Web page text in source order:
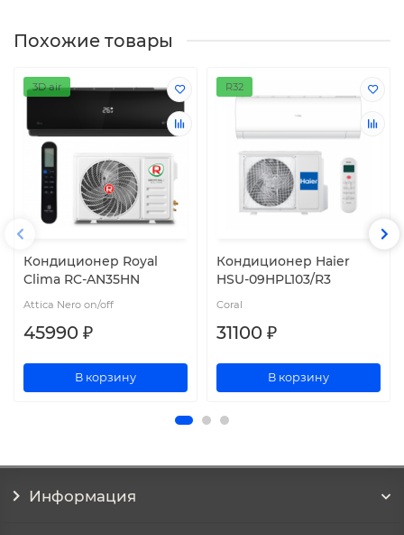
Похожие товары
3D air
Кондиционер Royal
Clima RC-AN35HN
Attica Nero on/off
45990 ₽
В корзину
R32
Кондиционер Haier
HSU-09HPL103/R3
Coral
31100 ₽
В корзину
Информация